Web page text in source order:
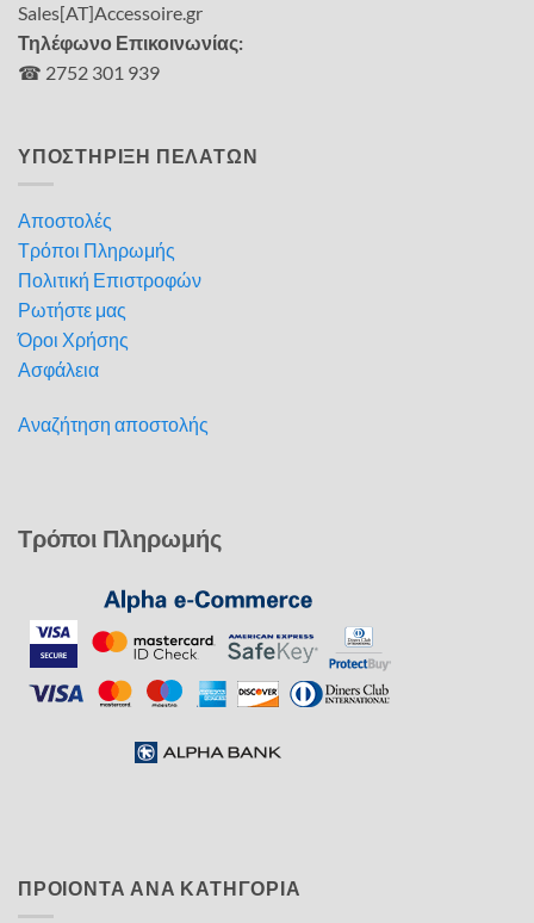
Sales[AT]Accessoire.gr
Τηλέφωνο Επικοινωνίας:
☎ 2752 301 939
ΥΠΟΣΤΗΡΙΞΗ ΠΕΛΑΤΩΝ
Αποστολές
Τρόποι Πληρωμής
Πολιτική Επιστροφών
Ρωτήστε μας
Όροι Χρήσης
Ασφάλεια
Αναζήτηση αποστολής
Τρόποι Πληρωμής
ΠΡΟΙΟΝΤΑ ΑΝΑ ΚΑΤΗΓΟΡΙΑ